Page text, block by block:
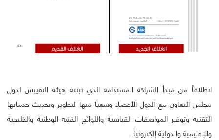
انطلاقاً من مبدأ الشراكة المستدامة الذي تبنته هيئة التقييس لدول
مجلس التعاون مع الدول الأعضاء وسعياً منها لتطوير وتحديث خدماتها
التقنية وتوفير المواصفات القياسية واللوائح الفنية الوطنية والخليجية
والإقليمية والدولية إلكترونياً.